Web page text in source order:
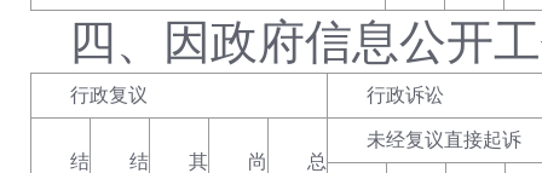
四、因政府信息公开
行政复议 行政诉讼
结
结
其
尚
总
未经复议直接起诉